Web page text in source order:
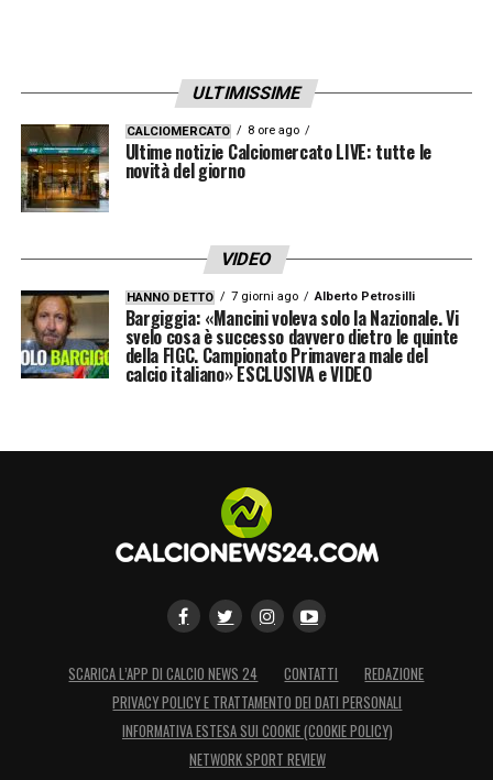
ULTIMISSIME
CALCIOMERCATO 8 ore ago
Ultime notizie Calciomercato LIVE: tutte le
novità del giorno
VIDEO
HANNO DETTO 7 giorni ago Alberto Petrosilli
Bargiggia: «Mancini voleva solo la Nazionale. Vi
svelo cosa è successo davvero dietro le quinte
della FIGC. Campionato Primavera male del
calcio italiano» ESCLUSIVA e VIDEO
SCARICA L’APP DI CALCIO NEWS 24 CONTATTI
REDAZIONE
PRIVACY POLICY E TRATTAMENTO DEI DATI PERSONALI
INFORMATIVA ESTESA SUI COOKIE (COOKIE POLICY)
NETWORK SPORT REVIEW